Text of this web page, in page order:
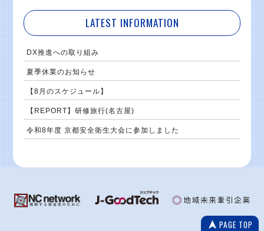
LATEST INFORMATION
DX推進への取り組み
夏季休業のお知らせ
【8月のスケジュール】
【REPORT】研修旅行(名古屋)
令和8年度 京都安全衛生大会に参加しました
PAGE TOP